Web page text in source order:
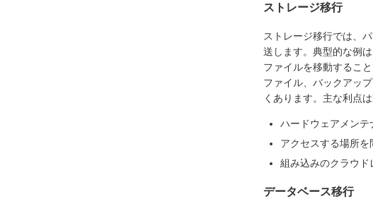
ストレージ移行
ストレージ移行では、
送します。典型的な例
ファイルを移動するこ
ファイル、バックアッ
くあります。主な利点
ハードウェアメンテ
アクセスする場所
組み込みのクラウド
データベース移行